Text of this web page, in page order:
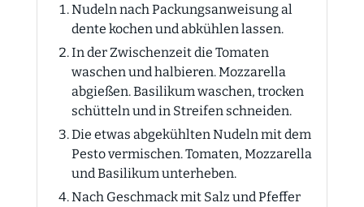
Nudeln nach Packungsanweisung al
dente kochen und abkühlen lassen.
In der Zwischenzeit die Tomaten
waschen und halbieren. Mozzarella
abgießen. Basilikum waschen, trocken
schütteln und in Streifen schneiden.
Die etwas abgekühlten Nudeln mit dem
Pesto vermischen. Tomaten, Mozzarella
und Basilikum unterheben.
Nach Geschmack mit Salz und Pfeffer